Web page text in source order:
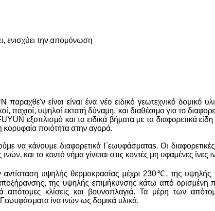
ενισχύει την απομόνωση
είναι είναι ένα νέο ειδικό γεωτεχνικό δομικό
παχιοί, υψηλοί εκτατή δύναμη, και διαθέσιμο για το
εξοπλισμό και τα ειδικά βήματα με τα διαφορετικά
κορυφαία ποιότητα στην αγορά.
να κάνουμε διαφορετικά Γεωυφάσματαs. Οι διαφορετικές
και το κοντό νήμα γίνεται στις κοντές μη υφαμένες ίνες
υψηλής θερμοκρασίας μέχρι 230℃, της
της υψηλής επιμήκυνσης κάτω από ορισμένη
απότομες κλίσεις και βουνοπλαγιά. Τα μέρη των
ίνα ινών ως δομικά υλικά.